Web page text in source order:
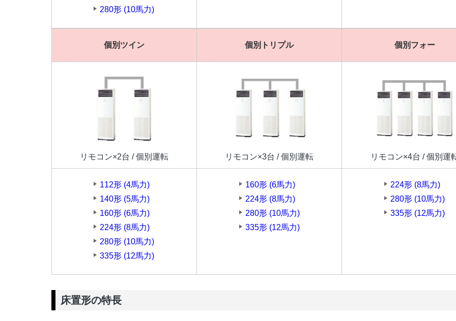
280形 (10馬力)
個別ツイン
リモコン×2台 / 個別運転
112形 (4馬力)
140形 (5馬力)
160形 (6馬力)
224形 (8馬力)
280形 (10馬力)
335形 (12馬力)
個別トリプル
リモコン×3台 / 個別運転
160形 (6馬力)
224形 (8馬力)
280形 (10馬力)
335形 (12馬力)
個別フォー
リモコン×4台 / 個別運
224形 (8馬力)
280形 (10馬力)
335形 (12馬力)
床置形の特長